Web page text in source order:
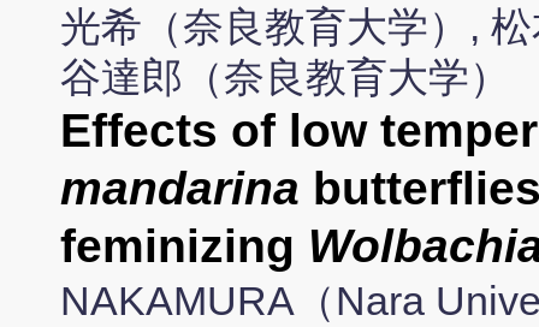
光希（奈良教育大学）,
谷達郎（奈良教育大学）
Effects of low
mandarina
feminizing
NAKAMURA（Nara